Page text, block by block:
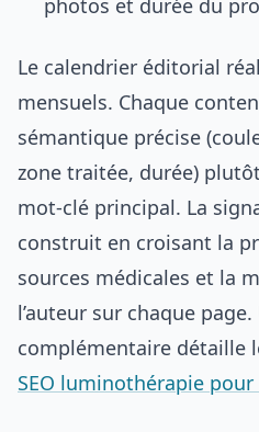
photos et durée du
Le calendrier éditorial
mensuels. Chaque
sémantique précise
zone traitée, durée)
mot-clé principal. La
construit en croisant la
sources médicales et la
l’auteur sur chaque
complémentaire détaille
SEO luminothérapie